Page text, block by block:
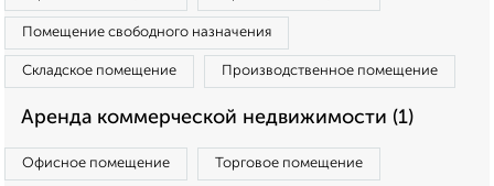
Помещение свободного назначения
Складское помещение Производственное помещение
Аренда коммерческой недвижимости (1)
Офисное помещение Торговое помещение